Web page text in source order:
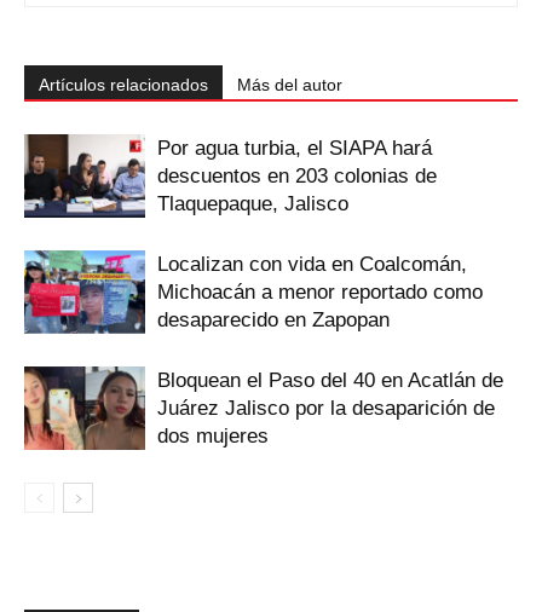
Artículos relacionados Más del autor
Por agua turbia, el SIAPA hará
descuentos en 203 colonias de
Tlaquepaque, Jalisco
Localizan con vida en Coalcomán,
Michoacán a menor reportado como
desaparecido en Zapopan
Bloquean el Paso del 40 en Acatlán de
Juárez Jalisco por la desaparición de
dos mujeres